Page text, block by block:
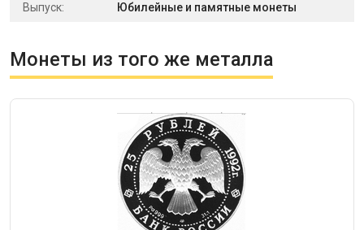
Выпуск: Юбилейные и памятные монеты
Монеты из того же металла